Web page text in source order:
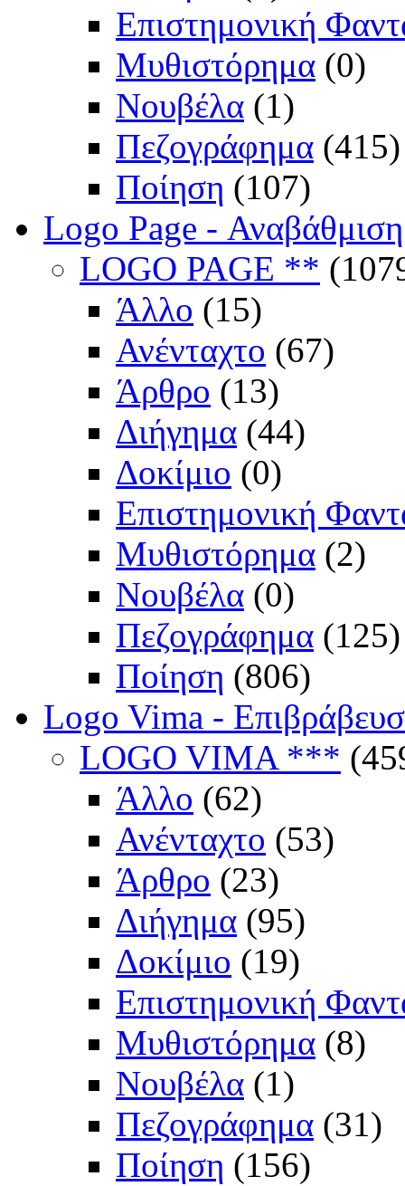
Επιστημονική
Μυθιστόρημα (0)
Νουβέλα (1)
Πεζογράφημα (415)
Ποίηση (107)
Logo Page -
LOGO PAGE **
Άλλο (15)
Ανένταχτο (67)
Άρθρο (13)
Διήγημα (44)
Δοκίμιο (0)
Επιστημονική
Μυθιστόρημα (2)
Νουβέλα (0)
Πεζογράφημα (125)
Ποίηση (806)
Logo Vima -
LOGO VIMA ***
Άλλο (62)
Ανένταχτο (53)
Άρθρο (23)
Διήγημα (95)
Δοκίμιο (19)
Επιστημονική
Μυθιστόρημα (8)
Νουβέλα (1)
Πεζογράφημα (31)
Ποίηση (156)